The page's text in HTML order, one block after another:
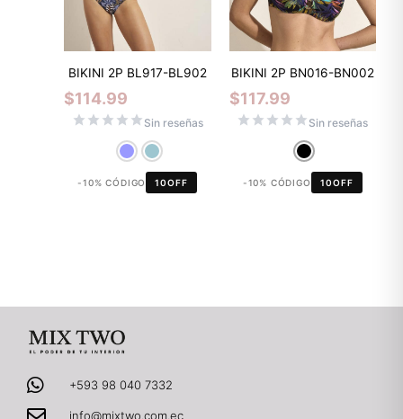
BIKINI 2P BL917-BL902
$114.99
Sin reseñas
-10% CÓDIGO 10OFF
BIKINI 2P BN016-BN002
$117.99
Sin reseñas
-10% CÓDIGO 10OFF
+593 98 040 7332
info@mixtwo.com.ec